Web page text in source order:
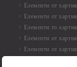
Елементи от
Елементи от
Елементи то
Елементи от
Елементи от